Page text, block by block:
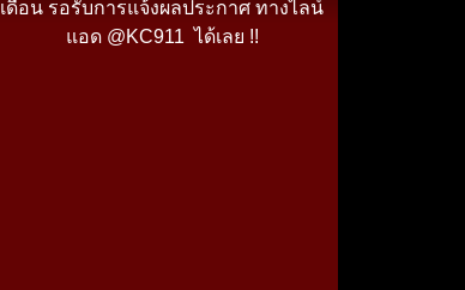
เดือน รอรับการแจ้งผลประกาศ ทางไลน์
แอด @KC911 ได้เลย !!